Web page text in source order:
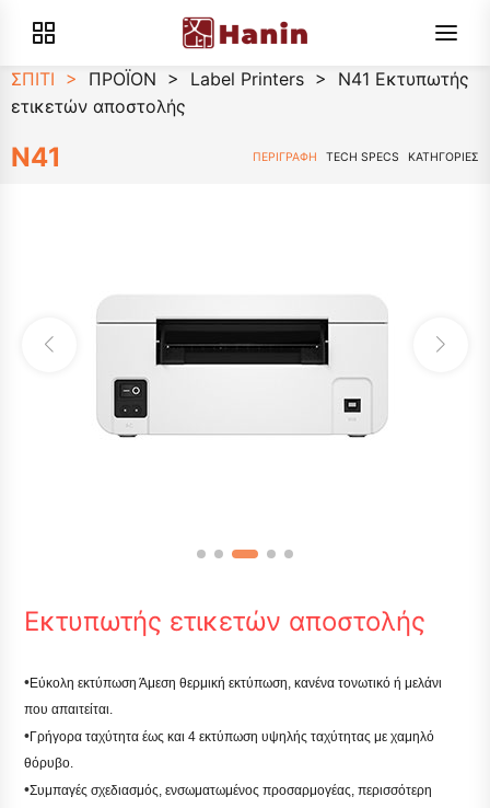
ΣΠΙΤΙ > ΠΡΟΪΟΝ > Label Printers >
N41 Εκτυπωτής
ετικετών αποστολής
N41 ΠΕΡΙΓΡΑΦΗ TECH SPECS ΚΑΤΗΓΟΡΙΕΣ
Εκτυπωτής ετικετών αποστολής
•Εύκολη εκτύπωση Άμεση θερμική εκτύπωση, κανένα τονωτικό ή μελάνι
που απαιτείται.
•Γρήγορα ταχύτητα έως και 4 εκτύπωση υψηλής ταχύτητας με χαμηλό
θόρυβο.
•Συμπαγές σχεδιασμός, ενσωματωμένος προσαρμογέας, περισσότερη